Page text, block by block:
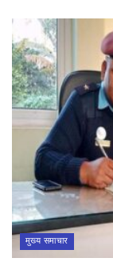
मुख्य समाचार